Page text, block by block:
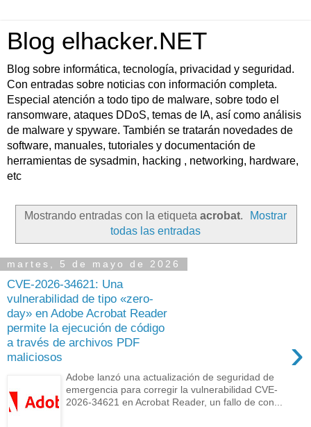
Blog elhacker.NET
Blog sobre informática, tecnología, privacidad y seguridad.
Con entradas sobre noticias con información completa.
Especial atención a todo tipo de malware, sobre todo el
ransomware, ataques DDoS, temas de IA, así como análisis
de malware y spyware. También se tratarán novedades de
software, manuales, tutoriales y documentación de
herramientas de sysadmin, hacking , networking, hardware,
etc
Mostrando entradas con la etiqueta acrobat.
Mostrar
todas las entradas
martes, 5 de mayo de 2026
CVE-2026-34621: Una
vulnerabilidad de tipo «zero-
day» en Adobe Acrobat Reader
permite la ejecución de código
a través de archivos PDF
maliciosos
›
Adobe lanzó una actualización de seguridad de
emergencia para corregir la vulnerabilidad CVE-
2026-34621 en Acrobat Reader, un fallo de con...